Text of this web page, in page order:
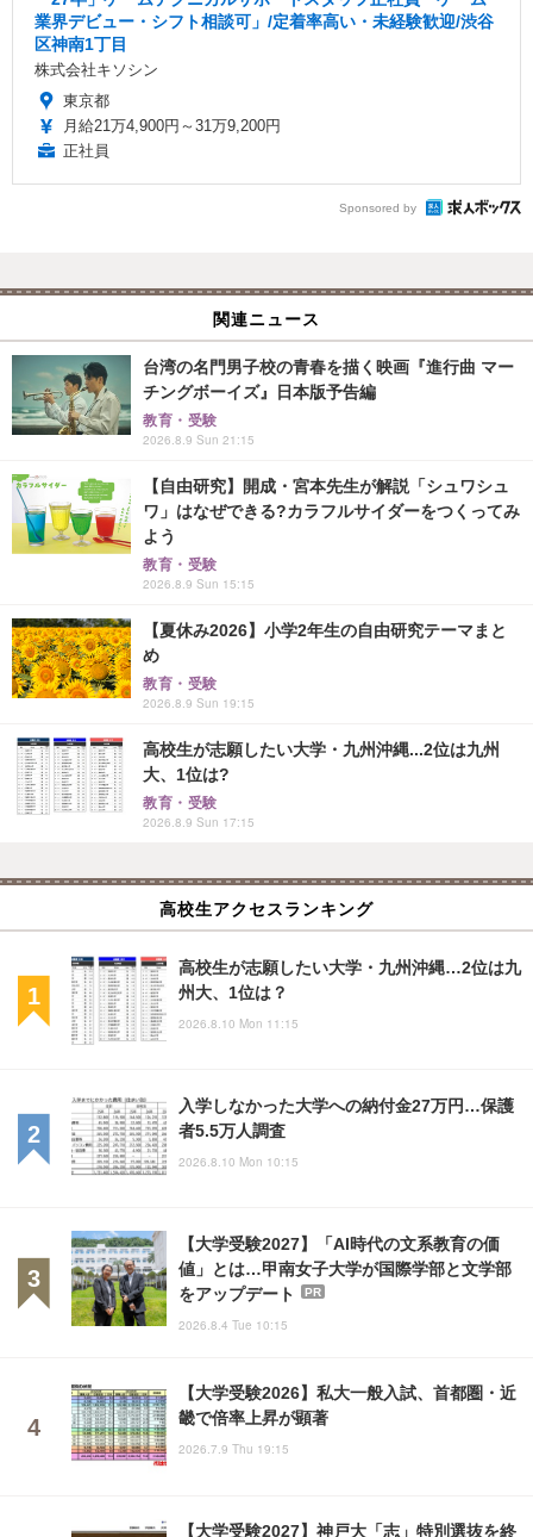
業界デビュー・シフト相談可」/定着率高い・未経験歓迎/渋谷
区神南1丁目
株式会社キソシン
東京都
月給21万4,900円～31万9,200円
正社員
Sponsored by
関連ニュース
台湾の名門男子校の青春を描く映画『進行曲 マー
チングボーイズ』日本版予告編
教育・受験
2026.8.9 Sun 21:15
【自由研究】開成・宮本先生が解説「シュワシュ
ワ」はなぜできる?カラフルサイダーをつくってみ
よう
教育・受験
2026.8.9 Sun 15:15
【夏休み2026】小学2年生の自由研究テーマまと
め
教育・受験
2026.8.9 Sun 19:15
高校生が志願したい大学・九州沖縄...2位は九州
大、1位は?
教育・受験
2026.8.9 Sun 17:15
高校生アクセスランキング
高校生が志願したい大学・九州沖縄…2位は九
州大、1位は？
2026.8.10 Mon 11:15
入学しなかった大学への納付金27万円…保護
者5.5万人調査
2026.8.10 Mon 10:15
【大学受験2027】「AI時代の文系教育の価
値」とは…甲南女子大学が国際学部と文学部
をアップデート
PR
2026.8.4 Tue 10:15
【大学受験2026】私大一般入試、首都圏・近
畿で倍率上昇が顕著
2026.7.9 Thu 19:15
【大学受験2027】神戸大「志」特別選抜を終